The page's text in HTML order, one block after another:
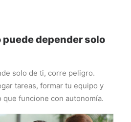
puede depender solo
solo de ti, corre peligro.
tareas, formar tu equipo y
funcione con autonomía.